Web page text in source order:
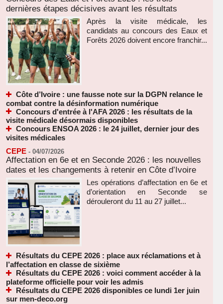
dernières étapes décisives avant les résultats
Après la visite médicale, les
candidats au concours des Eaux et
Forêts 2026 doivent encore franchir...
Côte d’Ivoire : une fausse note sur la DGPN relance le
combat contre la désinformation numérique
Concours d'entrée à l'AFA 2026 : les résultats de la
visite médicale désormais disponibles
Concours ENSOA 2026 : le 24 juillet, dernier jour des
visites médicales
CEPE - 04/07/2026
Affectation en 6e et en Seconde 2026 : les nouvelles
dates et les changements à retenir en Côte d’Ivoire
Les opérations d’affectation en 6e et
d’orientation en Seconde se
dérouleront du 11 au 27 juillet...
Résultats du CEPE 2026 : place aux réclamations et à
l’affectation en classe de sixième
Résultats du CEPE 2026 : voici comment accéder à la
plateforme officielle pour voir les admis
Résultats du CEPE 2026 disponibles ce lundi 1er juin
sur men-deco.org